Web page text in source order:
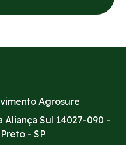
Agrosure
Aliança Sul 14027-090 -
- SP